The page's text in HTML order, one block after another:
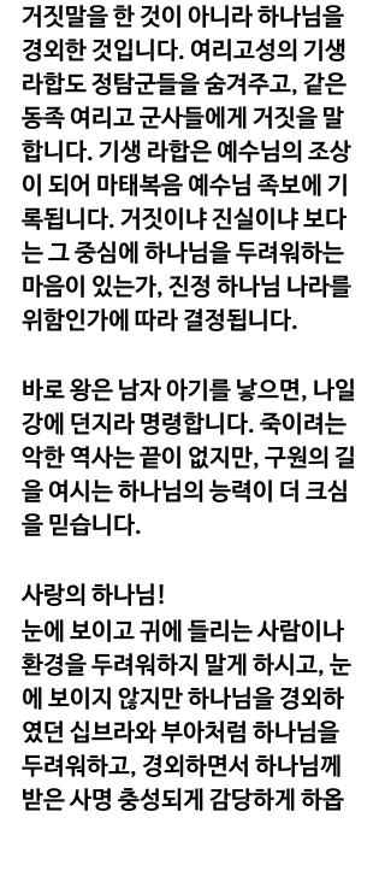
거짓말을 한 것이 아니라 하나님을
경외한 것입니다. 여리고성의 기생
라합도 정탐군들을 숨겨주고, 같은
동족 여리고 군사들에게 거짓을 말
합니다. 기생 라합은 예수님의 조상
이 되어 마태복음 예수님 족보에 기
록됩니다. 거짓이냐 진실이냐 보다
는 그 중심에 하나님을 두려워하는
마음이 있는가, 진정 하나님 나라를
위함인가에 따라 결정됩니다.
바로 왕은 남자 아기를 낳으면, 나일
강에 던지라 명령합니다. 죽이려는
악한 역사는 끝이 없지만, 구원의 길
을 여시는 하나님의 능력이 더 크심
을 믿습니다.
사랑의 하나님!
눈에 보이고 귀에 들리는 사람이나
환경을 두려워하지 말게 하시고, 눈
에 보이지 않지만 하나님을 경외하
였던 십브라와 부아처럼 하나님을
두려워하고, 경외하면서 하나님께
받은 사명 충성되게 감당하게 하옵